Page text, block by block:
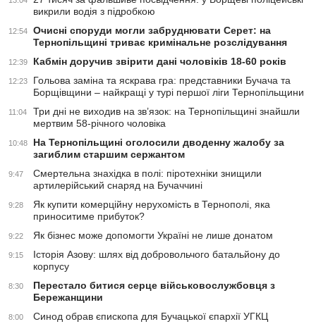
викрили водія з підробкою
12:54
Очисні споруди могли забруднювати Серет: на
Тернопільщині триває кримінальне розслідування
12:39 Кабмін доручив звірити дані чоловіків 18-60 років
12:23
Гольова заміна та яскрава гра: представники Бучача та
Борщівщини – найкращі у турі першої ліги Тернопільщини
11:04
Три дні не виходив на зв’язок: на Тернопільщині знайшли
мертвим 58-річного чоловіка
10:48
На Тернопільщині оголосили дводенну жалобу за
загиблим старшим сержантом
9:47
Смертельна знахідка в полі: піротехніки знищили
артилерійський снаряд на Бучаччині
9:28
Як купити комерційну нерухомість в Тернополі, яка
приноситиме прибуток?
9:22 Як бізнес може допомогти Україні не лише донатом
9:15
Історія Азову: шлях від добровольчого батальйону до
корпусу
8:30
Перестало битися серце військовослужбовця з
Бережанщини
8:00 Синод обрав єпископа для Бучацької єпархії УГКЦ